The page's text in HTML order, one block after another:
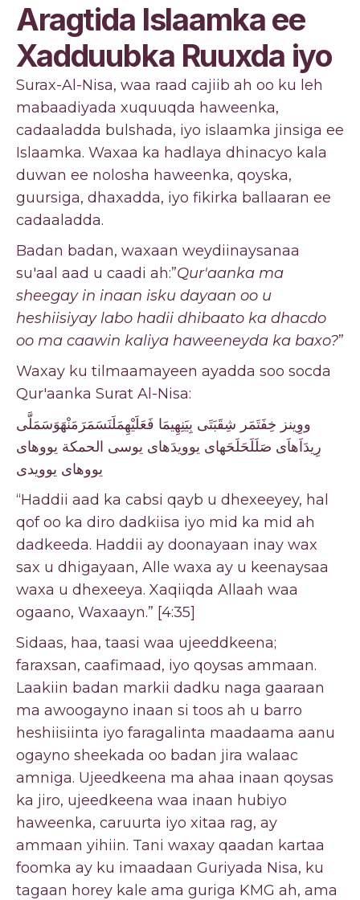
Aragtida Islaamka ee
Xadduubka Ruuxda iyo
Surax-Al-Nisa, waa raad cajiib ah oo ku leh
mabaadiyada xuquuqda haweenka,
cadaaladda bulshada, iyo islaamka jinsiga ee
Islaamka. Waxaa ka hadlaya dhinacyo kala
duwan ee nolosha haweenka, qoyska,
guursiga, dhaxadda, iyo fikirka ballaaran ee
cadaaladda.
Badan badan, waxaan weydiinaysanaa
su'aal aad u caadi ah:”Qur'aanka ma
sheegay in inaan isku dayaan oo u
heshiisiyay labo hadii dhibaato ka dhacdo
oo ma caawin kaliya haweeneyda ka baxo?”
Waxay ku tilmaamayeen ayadda soo socda
Qur'aanka Surat Al-Nisa:
ووِينز خِفَتَمَر شِقَبَتَى بِيَنِهِيمَا فَعَلَيْهِمَلَنَسَمَرَمَنْهَوَسَمَلَّى
رِيدَاَهاَى صَلَلَحَلَحَهاى يوويدَهاى يوسى الحمكة يووهاى
يووهاى يوويدى
“Haddii aad ka cabsi qayb u dhexeeyey, hal
qof oo ka diro dadkiisa iyo mid ka mid ah
dadkeeda. Haddii ay doonayaan inay wax
sax u dhigayaan, Alle waxa ay u keenaysaa
waxa u dhexeeya. Xaqiiqda Allaah waa
ogaano, Waxaayn.” [4:35]
Sidaas, haa, taasi waa ujeeddkeena;
faraxsan, caafimaad, iyo qoysas ammaan.
Laakiin badan markii dadku naga gaaraan
ma awoogayno inaan si toos ah u barro
heshiisiinta iyo faragalinta maadaama aanu
ogayno sheekada oo badan jira walaac
amniga. Ujeedkeena ma ahaa inaan qoysas
ka jiro, ujeedkeena waa inaan hubiyo
haweenka, caruurta iyo xitaa rag, ay
ammaan yihiin. Tani waxay qaadan kartaa
foomka ay ku imaadaan Guriyada Nisa, ku
tagaan horey kale ama guriga KMG ah, ama